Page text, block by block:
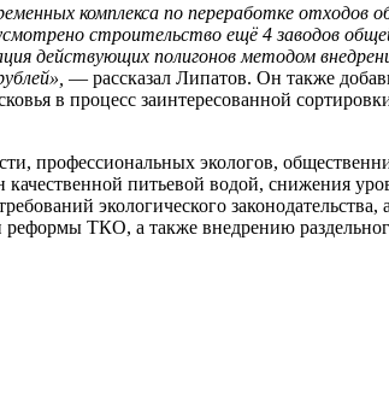
комплекса по переработке
строительство ещё 4 заводов
действующих полигонов методом
— рассказал Липатов. Он также
в процесс заинтересованной
профессиональных экологов,
питьевой водой, снижения
экологического
ТКО, а также внедрению